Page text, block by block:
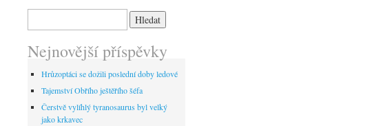
Nejnovější příspěvky
Hrůzoptáci se dožili poslední doby ledové
Tajemství Obřího ještěřího šéfa
Čerstvě vylíhlý tyranosaurus byl velký
jako krkavec